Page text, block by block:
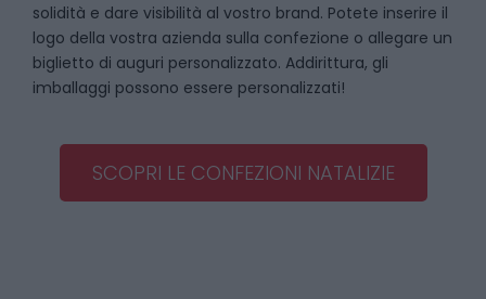
solidità e dare visibilità al vostro brand. Potete inserire il
logo della vostra azienda sulla confezione o allegare un
biglietto di auguri personalizzato. Addirittura, gli
imballaggi possono essere personalizzati!
SCOPRI LE CONFEZIONI NATALIZIE